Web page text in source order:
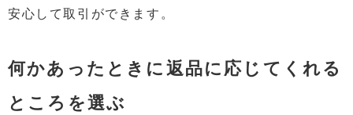
安心して取引ができます。
何かあったときに返品に応じてくれる
ところを選ぶ